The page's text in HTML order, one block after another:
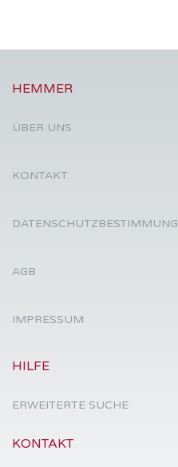
HEMMER
ÜBER UNS
KONTAKT
DATENSCHUTZBESTIMMUNG
AGB
IMPRESSUM
HILFE
ERWEITERTE SUCHE
KONTAKT